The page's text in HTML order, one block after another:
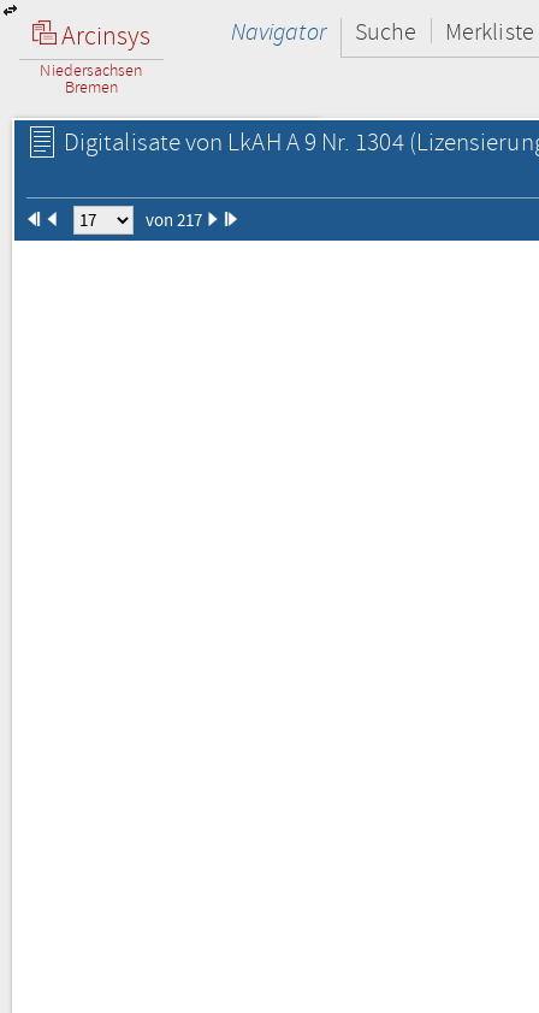
Arcinsys
Niedersachsen
Bremen
Navigator Suche Merkliste
Digitalisate von LkAH A 9 Nr. 1304
von 217